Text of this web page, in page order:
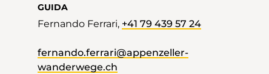
GUIDA
Fernando Ferrari, +41 79 439 57 24
fernando.ferrari@appenzeller-
wanderwege.ch